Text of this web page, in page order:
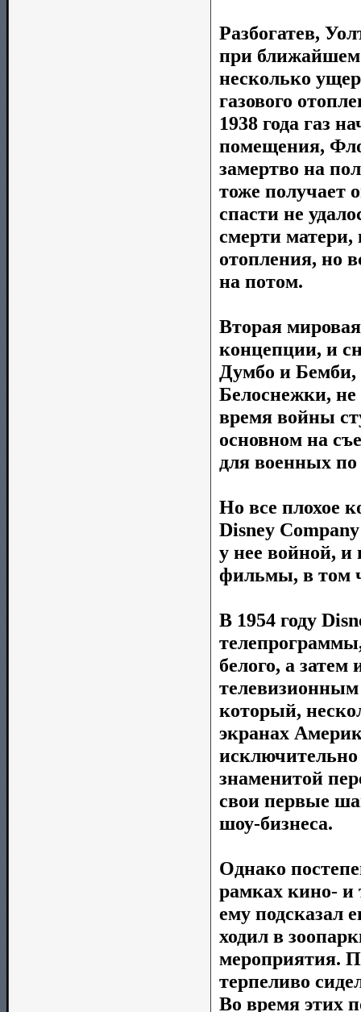
Разбогатев,
при ближайшем
несколько
газового
1938 года газ
помещения,
замертво на
тоже получает
спасти не
смерти матери,
отопления, но
на потом.
Вторая
концепции, и
Думбо и Бемби,
Белоснежки,
время войны
основном на
для военных
Но все плохое
Disney
у нее войной,
фильмы, в том
В 1954 году
белого, а
который,
экранах
знаменитой
свои первые
шоу-бизнеса.
Однако
рамках кино- и
ему подсказал
ходил в
мероприятия.
терпеливо
Во время этих